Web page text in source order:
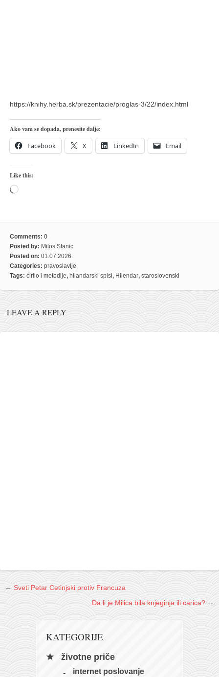
https://knihy.herba.sk/prezentacie/proglas-3/22/index.html
Ako vam se dopada, prenesite dalje:
Facebook X LinkedIn Email
Like this:
Loading…
Comments: 0
Posted by: Milos Stanic
Posted on: 01.07.2026.
Categories: pravoslavlje
Tags: ćirilo i metodije, hilandarski spisi, Hilendar, staroslovenski
LEAVE A REPLY
← Sveti Petar Cetinjski protiv Francuza
Da li je Milica bila knjeginja ili carica?→
KATEGORIJE
životne priče
internet poslovanje